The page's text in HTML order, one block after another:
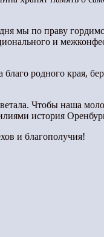
мы по праву
и
родного края,
Чтобы наша
история
и благополучия!